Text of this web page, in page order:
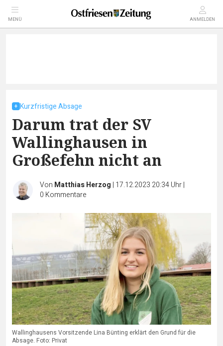
MENÜ ANMELDEN
Kurzfristige Absage
Darum trat der SV
Wallinghausen in
Großefehn nicht an
Von Matthias Herzog | 17.12.2023 20:34 Uhr|
0 Kommentare
Wallinghausens Vorsitzende Lina Bünting erklärt den Grund für die
Absage. Foto: Privat